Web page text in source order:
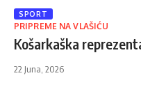
SPORT
PRIPREME NA VLAŠIĆU
Košarkaška
22 Juna, 2026